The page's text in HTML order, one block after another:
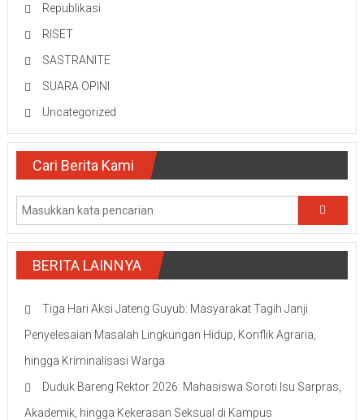
Republikasi
RISET
SASTRANITE
SUARA OPINI
Uncategorized
Cari Berita Kami
BERITA LAINNYA
Tiga Hari Aksi Jateng Guyub: Masyarakat Tagih Janji
Penyelesaian Masalah Lingkungan Hidup, Konflik Agraria,
hingga Kriminalisasi Warga
Duduk Bareng Rektor 2026: Mahasiswa Soroti Isu Sarpras,
Akademik, hingga Kekerasan Seksual di Kampus